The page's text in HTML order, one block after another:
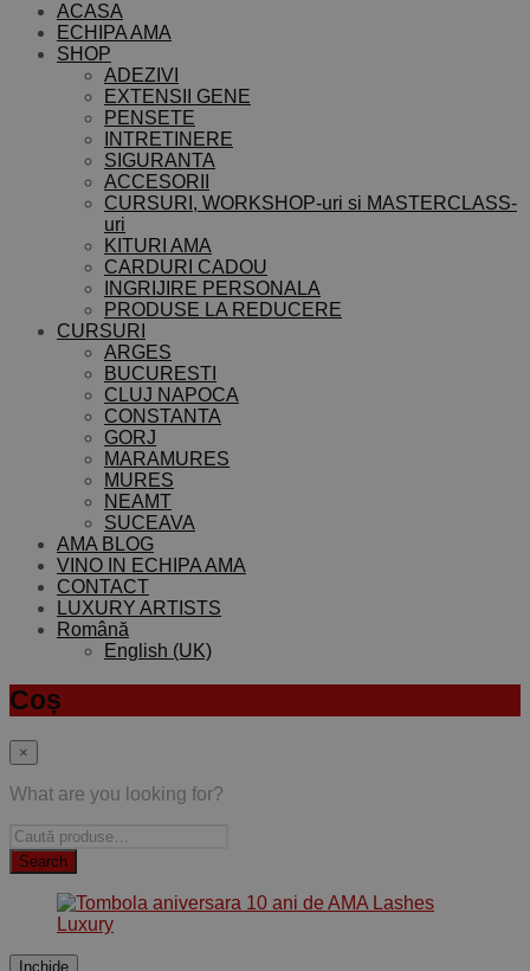
ACASA
ECHIPA AMA
SHOP
ADEZIVI
EXTENSII GENE
PENSETE
INTRETINERE
SIGURANTA
ACCESORII
CURSURI, WORKSHOP-uri si MASTERCLASS-
uri
KITURI AMA
CARDURI CADOU
INGRIJIRE PERSONALA
PRODUSE LA REDUCERE
CURSURI
ARGES
BUCURESTI
CLUJ NAPOCA
CONSTANTA
GORJ
MARAMURES
MURES
NEAMT
SUCEAVA
AMA BLOG
VINO IN ECHIPA AMA
CONTACT
LUXURY ARTISTS
Română
English (UK)
Coș
×
What are you looking for?
Inchide